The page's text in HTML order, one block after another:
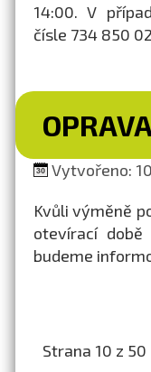
14:00. V
čísle 734 850
Vytvořeno:
Kvůli výměně
otevírací době
budeme
Strana 10 z 50